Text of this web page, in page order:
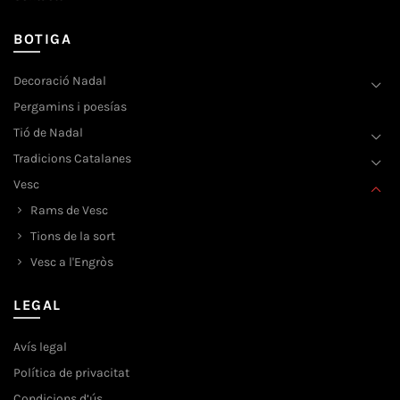
BOTIGA
Decoració Nadal
Pergamins i poesías
Tió de Nadal
Tradicions Catalanes
Vesc
Rams de Vesc
Tions de la sort
Vesc a l'Engròs
LEGAL
Avís legal
Política de privacitat